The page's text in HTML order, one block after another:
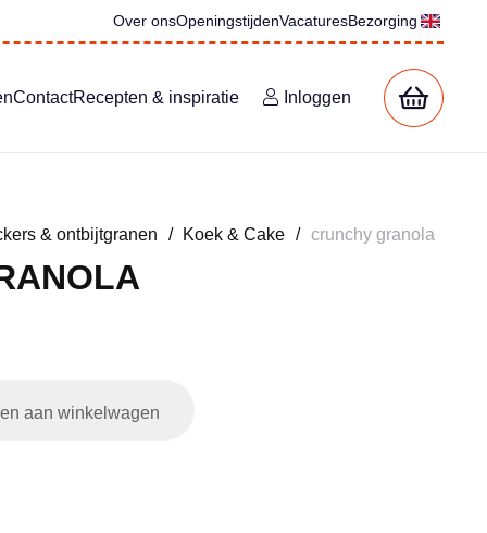
Over onsOpeningstijdenVacaturesBezorging
ContactRecepten & inspiratie Inloggen
& ontbijtgranen / Koek & Cake / crunchy granola
aan winkelwagen